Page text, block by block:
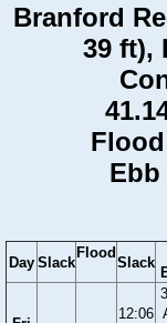
Branford
39 ft),
Ebb
Day Slack
Flood
Slack
12:06